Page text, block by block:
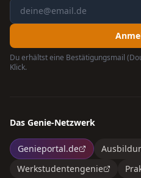
Du erhältst eine Bestätigungsmail
Klick.
Das Genie-Netzwerk
Genieportal.de
Werkstudentengenie